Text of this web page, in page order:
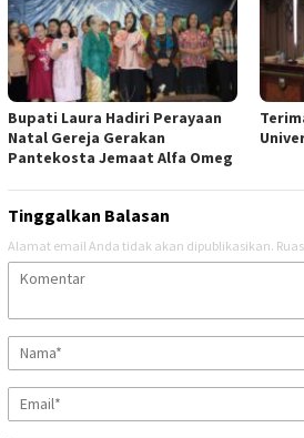
Bupati Laura Hadiri Perayaan
Natal Gereja Gerakan
Pantekosta Jemaat Alfa Omeg
Tinggalkan Balasan
Alamat email Anda tidak akan dipublikasikan.